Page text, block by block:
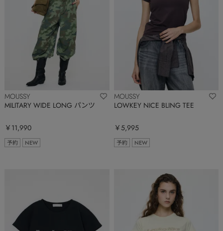
MOUSSY
MILITARY WIDE LONG パンツ
￥11,990
予約 NEW
MOUSSY
LOWKEY NICE BLING TEE
￥5,995
予約 NEW